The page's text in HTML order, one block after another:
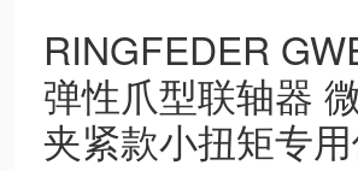
RINGFEDER
弹性爪型联轴器
夹紧款小扭矩专